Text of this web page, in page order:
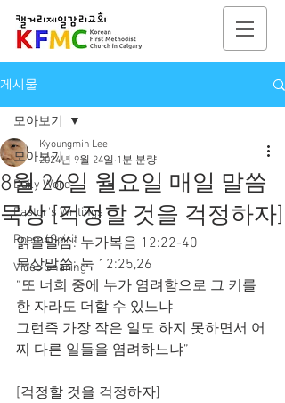
게시물
모아보기
Daily Word
Pastor's Writings
Poem4Spirit
Video Sharing
모아보기
8월 26일 월요일 매일 말씀
묵상 [걱정할 것을 걱정하자]
Kyoungmin Lee
2024년 9월 24일 1분 분량
읽을말씀: 누가복음 12:22-40
묵상말씀: 눅 12:25,26
“또 너희 중에 누가 염려함으로 그 키를
한 자라도 더할 수 있느냐
그런즉 가장 작은 일도 하지 못하면서 어
찌 다른 일들을 염려하느냐”
[걱정할 것을 걱정하자]